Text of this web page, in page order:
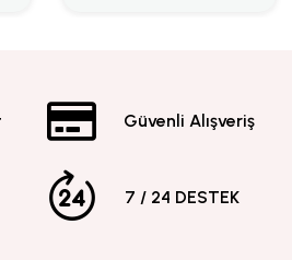
Güvenli Alışveriş
7 / 24 DESTEK